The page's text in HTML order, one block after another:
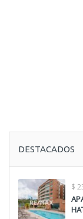
DESTACADOS
$